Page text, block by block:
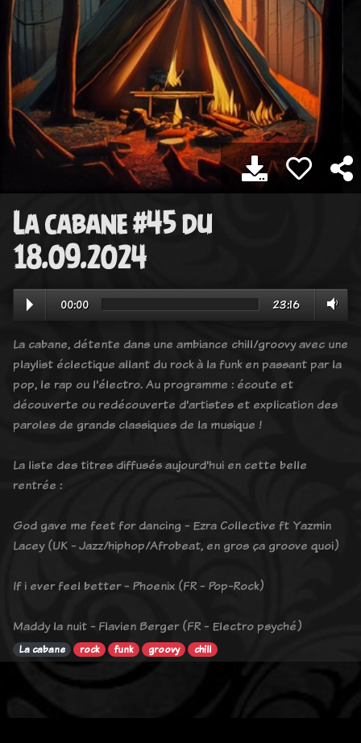
La cabane #45 du
18.09.2024
00:00 23:16
La cabane, détente dans une ambiance chill/groovy avec une
playlist éclectique allant du rock à la funk en passant par la
pop, le rap ou l'électro. Au programme : écoute et
découverte ou redécouverte d'artistes et explication des
paroles de grands classiques de la musique !
La liste des titres diffusés aujourd'hui en cette belle
rentrée :
God gave me feet for dancing - Ezra Collective ft Yazmin
Lacey (UK - Jazz/hiphop/Afrobeat, en gros ça groove quoi)
If i ever feel better - Phoenix (FR - Pop-Rock)
Maddy la nuit - Flavien Berger (FR - Electro psyché)
La cabane rock funk groovy chill